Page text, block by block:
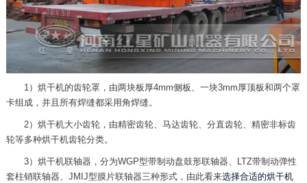
1）烘干机的齿轮罩，由两块板厚4mm侧板、一块3mm厚顶板和两个罩
卡组成，并且所有焊缝都采用角焊缝。
2）烘干机大小齿轮，由精密齿轮、马达齿轮、分直齿轮、精密非标齿
轮等多种烘干机齿轮分类。
3）烘干机联轴器，分为WGP型带制动盘鼓形联轴器、LTZ带制动弹性
套柱销联轴器、JMIJ型膜片联轴器三种形式，由此看来选择合适的烘干机